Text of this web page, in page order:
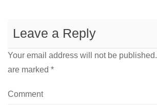
Leave a Reply
Your email address will not be published.
are marked *
Comment